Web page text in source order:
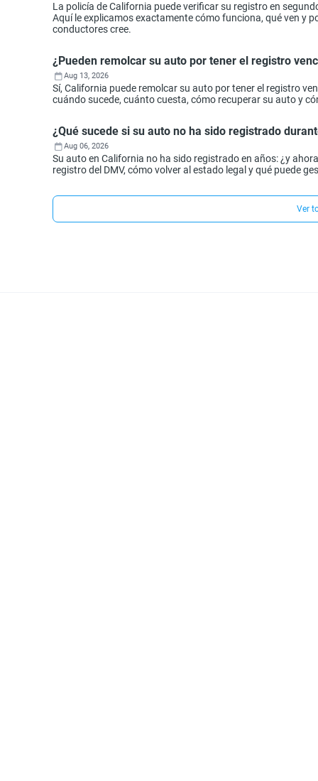
La policía de California puede verificar su registro en
Aquí le explicamos exactamente cómo funciona, qué ven y
conductores cree.
¿Pueden remolcar su auto por tener el registro
Aug 13, 2026
Sí, California puede remolcar su auto por tener el registro
cuándo sucede, cuánto cuesta, cómo recuperar su auto y
¿Qué sucede si su auto no ha sido registrado
Aug 06, 2026
Su auto en California no ha sido registrado en años: ¿y
registro del DMV, cómo volver al estado legal y qué puede
Ver